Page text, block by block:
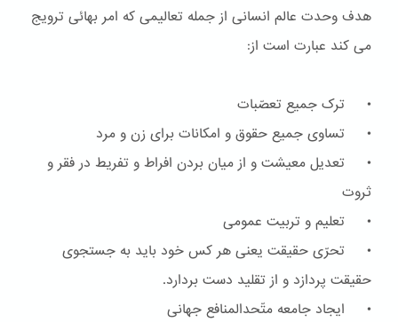
هدف وحدت عالم انسانی از جمله تعالیمی که امر بهائی ترویج
می کند عبارت است از:
• ترک جمیع تعصّبات
• تساوی جمیع حقوق و امکانات برای زن و مرد
• تعدیل معیشت و از میان بردن افراط و تفریط در فقر و
ثروت
• تعلیم و تربیت عمومی
• تحرّی حقیقت یعنی هر کس خود باید به جستجوی
حقیقت پردازد و از تقلید دست بردارد.
• ایجاد جامعه متّحدالمنافع جهانی